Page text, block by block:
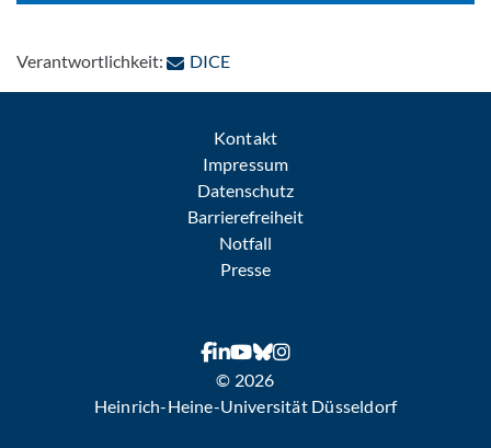
Verantwortlichkeit: DICE: Per E-Mail kontaktieren
Kontakt
Impressum
Datenschutz
Barrierefreiheit
Notfall
Presse
© 2026
Heinrich-Heine-Universität Düsseldorf